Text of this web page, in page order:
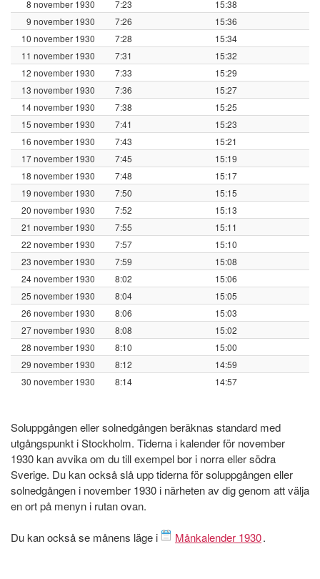
8 november 1930 7:23
15:38
9 november 1930
7:26
15:36
10 november 1930
7:28
15:34
11 november 1930
7:31
15:32
12 november 1930
7:33
15:29
13 november 1930
7:36
15:27
14 november 1930
7:38
15:25
15 november 1930
7:41
15:23
16 november 1930
7:43
15:21
17 november 1930
7:45
15:19
18 november 1930
7:48
15:17
19 november 1930
7:50
15:15
20 november 1930
7:52
15:13
21 november 1930
7:55
15:11
22 november 1930
7:57
15:10
23 november 1930
7:59
15:08
24 november 1930
8:02
15:06
25 november 1930
8:04
15:05
26 november 1930
8:06
15:03
27 november 1930
8:08
15:02
28 november 1930
8:10
15:00
29 november 1930
8:12
14:59
30 november 1930
8:14 14:57
Soluppgången eller solnedgången beräknas standard med
utgångspunkt i Stockholm. Tiderna i kalender för november
1930 kan avvika om du till exempel bor i norra eller södra
Sverige. Du kan också slå upp tiderna för soluppgången eller
solnedgången i november 1930 i närheten av dig genom att välja
en ort på menyn i rutan ovan.
Du kan också se månens läge i Månkalender 1930.